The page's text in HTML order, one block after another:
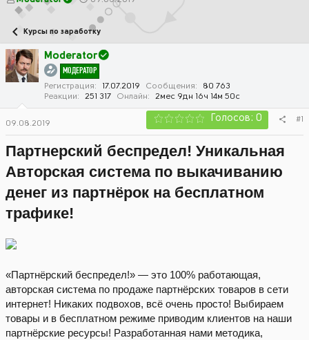
в
о
р
т
е
т
а
а
ч
а
л
а
Курсы по заработку
Moderator
МОДЕРАТОР
Регистрация 17.07.2019 Сообщения
80 763
Реакции
251 317 Онлайн 2мес 9дн 16ч 14м 50с
09.08.2019 Голосов: 0 #1
Партнерский беспредел! Уникальная
Авторская система по выкачиванию
денег из партнёрок на бесплатном
трафике!
«Партнёрский беспредел!» — это 100% работающая,
авторская система по продаже партнёрских товаров в сети
интернет! Никаких подвохов, всё очень просто! Выбираем
товары и в бесплатном режиме приводим клиентов на наши
партнёрские ресурсы! Разработанная нами методика,